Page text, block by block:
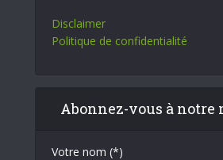
Disclaimer
Politique de confidentialité
Abonnez-vous à
Votre nom (*)